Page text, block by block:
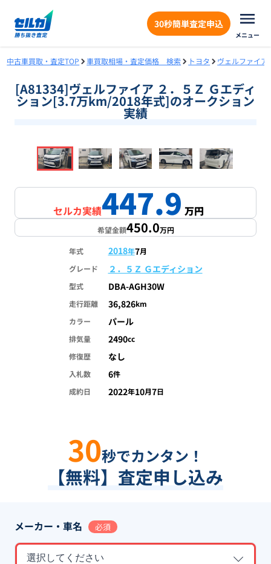
30秒簡単査定申込
メニュー
中古車買取・査定TOP 車買取相場・査定価格 検索 トヨタ ヴェルファイア
[A81334]ヴェルファイア ２．５Ｚ Ｇエディ
ション[3.7万km/2018年式]のオークション
実績
1/18
セルカ実績447.9万円
希望金額450.0万円
年式 2018年7月
グレード
２．５Ｚ Ｇエディション
型式 DBA-AGH30W
走行距離 36,826km
カラー
パール
排気量 2490cc
修復歴
なし
入札数 6件
成約日
2022年10月7日
30秒でカンタン！
【無料】査定申し込み
メーカー・車名 必須
選択してください